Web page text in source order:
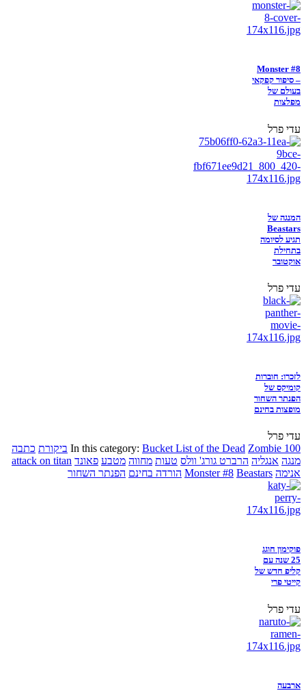
Monster #8
– סיפור קפקאי
בעולם של
מפלצות
עדי פרל
המנגה של
Beastars
תגיע לסיומה
בתחילת
אוקטובר
עדי פרל
לזכרו: חוברות
קומיקס של
הפנתר השחור
מופצות בחינם
עדי פרל
In this category: Bucket List of the Dead Zombie 100 ביקורת כתבה
מנגה אנגליה הרברט גורג' וולס טעות מחווה מטבע פאונד attack on titan
אנימה
Monster #8 Beastars הורדה בחינם הפנתר השחור
פוקימון חוגג
25 שנה עם
קליפ חדש של
קייטי פרי
עדי פרל
ארבעה